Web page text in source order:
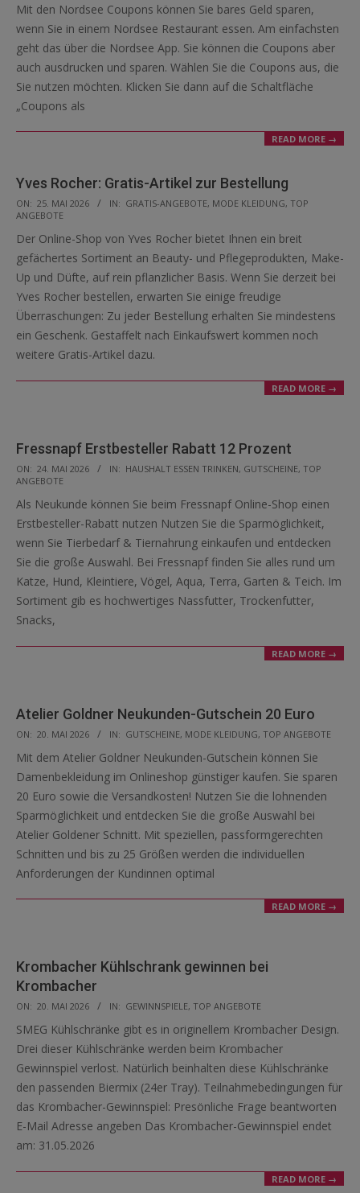
26
Mit den Nordsee Coupons können Sie bares Geld sparen,
wenn Sie in einem Nordsee Restaurant essen. Am einfachsten
geht das über die Nordsee App. Sie können die Coupons aber
auch ausdrucken und sparen. Wählen Sie die Coupons aus, die
Sie nutzen möchten. Klicken Sie dann auf die Schaltfläche
„Coupons als
READ MORE →
Yves Rocher: Gratis-Artikel zur Bestellung
2026-
05-
25
ON: 25. MAI 2026 IN: GRATIS-ANGEBOTE, MODE KLEIDUNG, TOP
ANGEBOTE
Der Online-Shop von Yves Rocher bietet Ihnen ein breit
gefächertes Sortiment an Beauty- und Pflegeprodukten, Make-
Up und Düfte, auf rein pflanzlicher Basis. Wenn Sie derzeit bei
Yves Rocher bestellen, erwarten Sie einige freudige
Überraschungen: Zu jeder Bestellung erhalten Sie mindestens
ein Geschenk. Gestaffelt nach Einkaufswert kommen noch
weitere Gratis-Artikel dazu.
READ MORE →
Fressnapf Erstbesteller Rabatt 12 Prozent
2026-
05-
24
ON: 24. MAI 2026 IN: HAUSHALT ESSEN TRINKEN, GUTSCHEINE, TOP
ANGEBOTE
Als Neukunde können Sie beim Fressnapf Online-Shop einen
Erstbesteller-Rabatt nutzen Nutzen Sie die Sparmöglichkeit,
wenn Sie Tierbedarf & Tiernahrung einkaufen und entdecken
Sie die große Auswahl. Bei Fressnapf finden Sie alles rund um
Katze, Hund, Kleintiere, Vögel, Aqua, Terra, Garten & Teich. Im
Sortiment gib es hochwertiges Nassfutter, Trockenfutter,
Snacks,
READ MORE →
Atelier Goldner Neukunden-Gutschein 20 Euro
2026-
05-
20
ON: 20. MAI 2026 IN: GUTSCHEINE, MODE KLEIDUNG, TOP ANGEBOTE
Mit dem Atelier Goldner Neukunden-Gutschein können Sie
Damenbekleidung im Onlineshop günstiger kaufen. Sie sparen
20 Euro sowie die Versandkosten! Nutzen Sie die lohnenden
Sparmöglichkeit und entdecken Sie die große Auswahl bei
Atelier Goldener Schnitt. Mit speziellen, passformgerechten
Schnitten und bis zu 25 Größen werden die individuellen
Anforderungen der Kundinnen optimal
READ MORE →
Krombacher Kühlschrank gewinnen bei
Krombacher
2026-
05-
20
ON: 20. MAI 2026 IN: GEWINNSPIELE, TOP ANGEBOTE
SMEG Kühlschränke gibt es in originellem Krombacher Design.
Drei dieser Kühlschränke werden beim Krombacher
Gewinnspiel verlost. Natürlich beinhalten diese Kühlschränke
den passenden Biermix (24er Tray). Teilnahmebedingungen für
das Krombacher-Gewinnspiel: Presönliche Frage beantworten
E-Mail Adresse angeben Das Krombacher-Gewinnspiel endet
am: 31.05.2026
READ MORE →